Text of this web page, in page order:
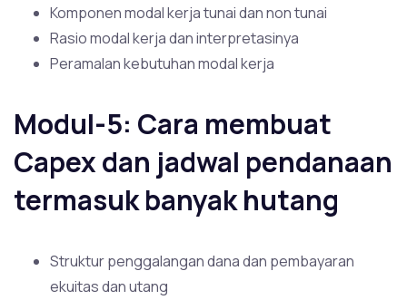
Komponen modal kerja tunai dan non tunai
Rasio modal kerja dan interpretasinya
Peramalan kebutuhan modal kerja
Modul-5: Cara membuat
Capex dan jadwal pendanaan
termasuk banyak hutang
Struktur penggalangan dana dan pembayaran
ekuitas dan utang